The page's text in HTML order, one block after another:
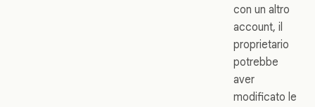
con un altro
account, il
proprietario
potrebbe
aver
modificato le